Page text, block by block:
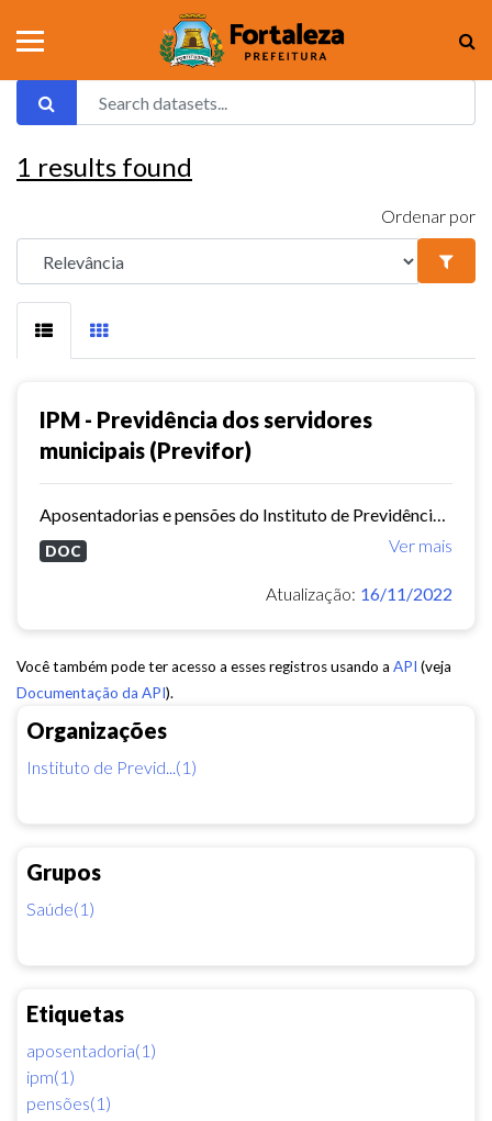
Organizações
Instituto de Previd...(1)
Grupos
Saúde(1)
Etiquetas
aposentadoria(1)
ipm(1)
pensões(1)
1 results found
Ordenar por
IPM - Previdência dos servidores
municipais (Previfor)
Ver mais
DOC
Atualização: 16/11/2022
Você também pode ter acesso a esses registros usando a API (veja
Documentação da API).